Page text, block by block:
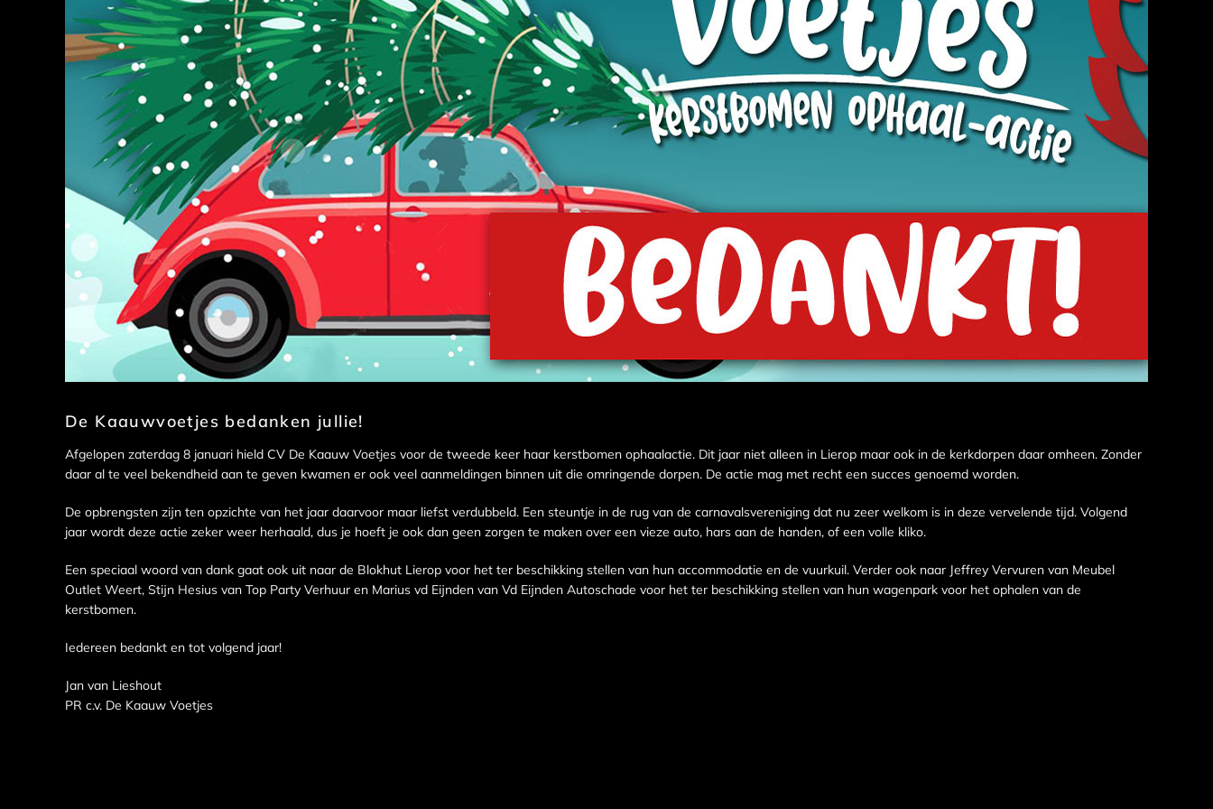
De Kaauwvoetjes bedanken jullie!
Afgelopen zaterdag 8 januari hield CV De Kaauw Voetjes voor de tweede keer haar kerstbomen ophaalactie. Dit jaar niet alleen in Lierop maar ook in de kerkdorpen daar omheen. Zonder
daar al te veel bekendheid aan te geven kwamen er ook veel aanmeldingen binnen uit die omringende dorpen. De actie mag met recht een succes genoemd worden.
De opbrengsten zijn ten opzichte van het jaar daarvoor maar liefst verdubbeld. Een steuntje in de rug van de carnavalsvereniging dat nu zeer welkom is in deze vervelende tijd. Volgend
jaar wordt deze actie zeker weer herhaald, dus je hoeft je ook dan geen zorgen te maken over een vieze auto, hars aan de handen, of een volle kliko.
Een speciaal woord van dank gaat ook uit naar de Blokhut Lierop voor het ter beschikking stellen van hun accommodatie en de vuurkuil. Verder ook naar Jeffrey Vervuren van Meubel
Outlet Weert, Stijn Hesius van Top Party Verhuur en Marius vd Eijnden van Vd Eijnden Autoschade voor het ter beschikking stellen van hun wagenpark voor het ophalen van de
kerstbomen.
Iedereen bedankt en tot volgend jaar!
Jan van Lieshout
PR c.v. De Kaauw Voetjes